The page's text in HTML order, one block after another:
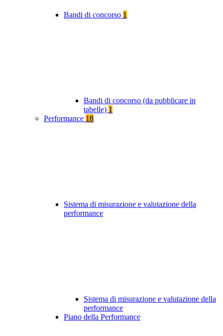
Bandi di concorso 1
Bandi di concorso (da pubblicare in
tabelle) 1
Performance 18
Sistema di misurazione e valutazione della
performance
Sistema di misurazione e valutazione della
performance
Piano della Performance